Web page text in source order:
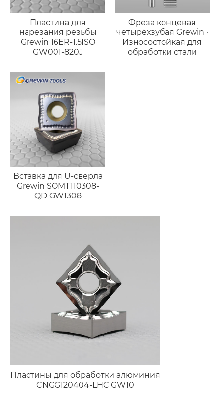
Пластина для
нарезания резьбы
Grewin 16ER-1.5ISO
GW001-820J
Фреза концевая
четырёхзубая Grewin ·
Износостойкая для
обработки стали
Вставка для U-сверла
Grewin SOMT110308-
QD GW1308
Пластины для обработки алюминия
CNGG120404-LHC GW10